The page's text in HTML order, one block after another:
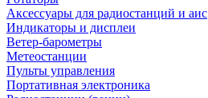
Аксессуары для радиостанций и аис
Индикаторы и дисплеи
Ветер-барометры
Метеостанции
Пульты управления
Портативная электроника